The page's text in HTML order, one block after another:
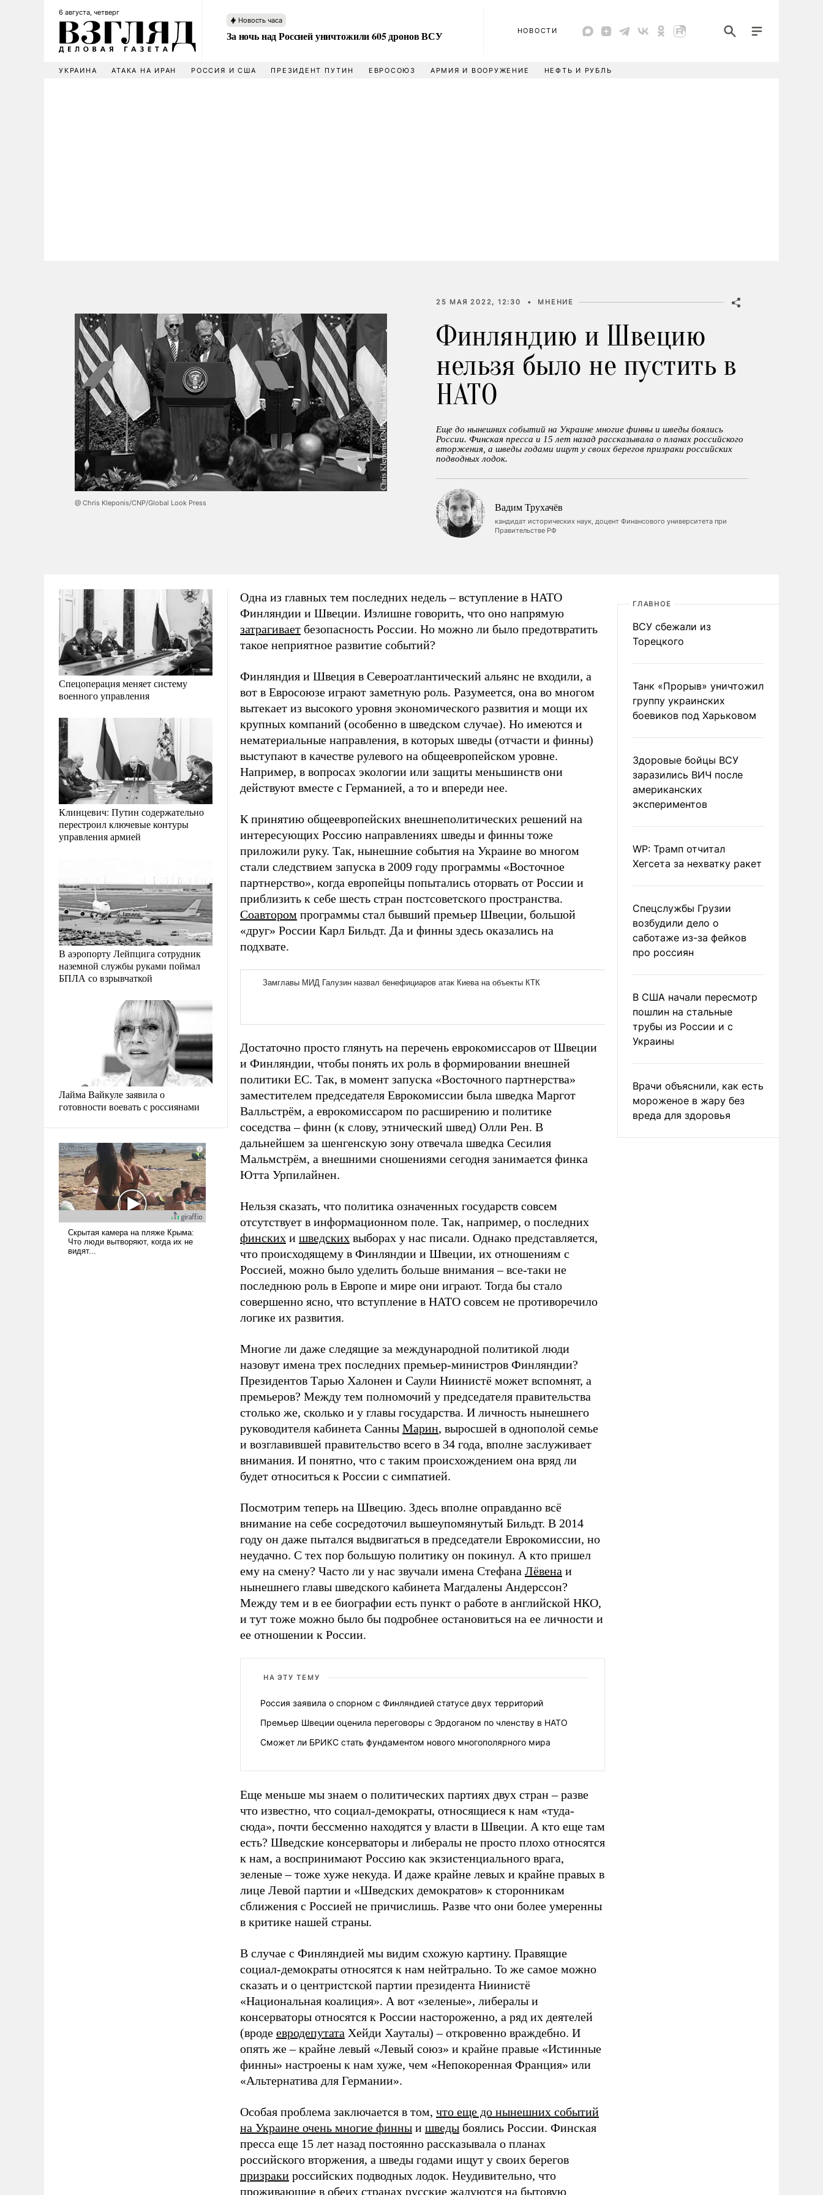
6 августа, четверг
Новость часа
За ночь над Россией уничтожили 605 дронов ВСУ НОВОСТИ
УКРАИНА АТАКА НА ИРАН РОССИЯ И США ПРЕЗИДЕНТ ПУТИН ЕВРОСОЮЗ АРМИЯ И ВООРУЖЕНИЕ НЕФТЬ И РУБЛЬ
@ Chris Kleponis/CNP/Global Look Press
25 МАЯ 2022, 12:30 • МНЕНИЕ
Финляндию и Швецию
нельзя было не пустить в
НАТО
Еще до нынешних событий на Украине многие финны и шведы боялись
России. Финская пресса и 15 лет назад рассказывала о планах российского
вторжения, а шведы годами ищут у своих берегов призраки российских
подводных лодок.
Вадим Трухачёв
кандидат исторических наук, доцент Финансового университета при
Правительстве РФ
Спецоперация меняет систему
военного управления
Клинцевич: Путин содержательно
перестроил ключевые контуры
управления армией
В аэропорту Лейпцига сотрудник
наземной службы руками поймал
БПЛА со взрывчаткой
Лайма Вайкуле заявила о
готовности воевать с россиянами
Одна из главных тем последних недель – вступление в НАТО
Финляндии и Швеции. Излишне говорить, что оно напрямую
затрагивает безопасность России. Но можно ли было предотвратить
такое неприятное развитие событий?
Финляндия и Швеция в Североатлантический альянс не входили, а
вот в Евросоюзе играют заметную роль. Разумеется, она во многом
вытекает из высокого уровня экономического развития и мощи их
крупных компаний (особенно в шведском случае). Но имеются и
нематериальные направления, в которых шведы (отчасти и финны)
выступают в качестве рулевого на общеевропейском уровне.
Например, в вопросах экологии или защиты меньшинств они
действуют вместе с Германией, а то и впереди нее.
К принятию общеевропейских внешнеполитических решений на
интересующих Россию направлениях шведы и финны тоже
приложили руку. Так, нынешние события на Украине во многом
стали следствием запуска в 2009 году программы «Восточное
партнерство», когда европейцы попытались оторвать от России и
приблизить к себе шесть стран постсоветского пространства.
Соавтором программы стал бывший премьер Швеции, большой
«друг» России Карл Бильдт. Да и финны здесь оказались на
подхвате.
Достаточно просто глянуть на перечень еврокомиссаров от Швеции
и Финляндии, чтобы понять их роль в формировании внешней
политики ЕС. Так, в момент запуска «Восточного партнерства»
заместителем председателя Еврокомиссии была шведка Маргот
Валльстрём, а еврокомиссаром по расширению и политике
соседства – финн (к слову, этнический швед) Олли Рен. В
дальнейшем за шенгенскую зону отвечала шведка Сесилия
Мальмстрём, а внешними сношениями сегодня занимается финка
Ютта Урпилайнен.
Нельзя сказать, что политика означенных государств совсем
отсутствует в информационном поле. Так, например, о последних
финских и шведских выборах у нас писали. Однако представляется,
что происходящему в Финляндии и Швеции, их отношениям с
Россией, можно было уделить больше внимания – все-таки не
последнюю роль в Европе и мире они играют. Тогда бы стало
совершенно ясно, что вступление в НАТО совсем не противоречило
логике их развития.
Многие ли даже следящие за международной политикой люди
назовут имена трех последних премьер-министров Финляндии?
Президентов Тарью Халонен и Саули Ниинистё может вспомнят, а
премьеров? Между тем полномочий у председателя правительства
столько же, сколько и у главы государства. И личность нынешнего
руководителя кабинета Санны Марин, выросшей в однополой семье
и возглавившей правительство всего в 34 года, вполне заслуживает
внимания. И понятно, что с таким происхождением она вряд ли
будет относиться к России с симпатией.
Посмотрим теперь на Швецию. Здесь вполне оправданно всё
внимание на себе сосредоточил вышеупомянутый Бильдт. В 2014
году он даже пытался выдвигаться в председатели Еврокомиссии, но
неудачно. С тех пор большую политику он покинул. А кто пришел
ему на смену? Часто ли у нас звучали имена Стефана Лёвена и
нынешнего главы шведского кабинета Магдалены Андерссон?
Между тем и в ее биографии есть пункт о работе в английской НКО,
и тут тоже можно было бы подробнее остановиться на ее личности и
ее отношении к России.
НА ЭТУ ТЕМУ
Россия заявила о спорном с Финляндией статусе двух территорий
Премьер Швеции оценила переговоры с Эрдоганом по членству в НАТО
Сможет ли БРИКС стать фундаментом нового многополярного мира
Еще меньше мы знаем о политических партиях двух стран – разве
что известно, что социал-демократы, относящиеся к нам «туда-
сюда», почти бессменно находятся у власти в Швеции. А кто еще там
есть? Шведские консерваторы и либералы не просто плохо относятся
к нам, а воспринимают Россию как экзистенциального врага,
зеленые – тоже хуже некуда. И даже крайне левых и крайне правых в
лице Левой партии и «Шведских демократов» к сторонникам
сближения с Россией не причислишь. Разве что они более умеренны
в критике нашей страны.
В случае с Финляндией мы видим схожую картину. Правящие
социал-демократы относятся к нам нейтрально. То же самое можно
сказать и о центристской партии президента Ниинистё
«Национальная коалиция». А вот «зеленые», либералы и
консерваторы относятся к России настороженно, а ряд их деятелей
(вроде евродепутата Хейди Хауталы) – откровенно враждебно. И
опять же – крайне левый «Левый союз» и крайне правые «Истинные
финны» настроены к нам хуже, чем «Непокоренная Франция» или
«Альтернатива для Германии».
Особая проблема заключается в том, что еще до нынешних событий
на Украине очень многие финны и шведы боялись России. Финская
пресса еще 15 лет назад постоянно рассказывала о планах
российского вторжения, а шведы годами ищут у своих берегов
призраки российских подводных лодок. Неудивительно, что
проживающие в обеих странах русские жалуются на бытовую
ГЛАВНОЕ
ВСУ сбежали из
Торецкого
Танк «Прорыв» уничтожил
группу украинских
боевиков под Харьковом
Здоровые бойцы ВСУ
заразились ВИЧ после
американских
экспериментов
WP: Трамп отчитал
Хегсета за нехватку ракет
Спецслужбы Грузии
возбудили дело о
саботаже из-за фейков
про россиян
В США начали пересмотр
пошлин на стальные
трубы из России и с
Украины
Врачи объяснили, как есть
мороженое в жару без
вреда для здоровья